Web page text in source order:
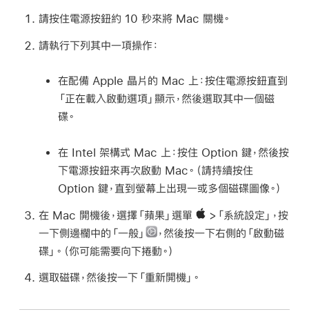
請按住電源按鈕約 10 秒來將 Mac 關機。
請執行下列其中一項操作：
在配備 Apple 晶片的 Mac 上：按住電源按鈕直到
「正在載入啟動選項」顯示，然後選取其中一個磁
碟。
在 Intel 架構式 Mac 上：按住 Option 鍵，然後按
下電源按鈕來再次啟動 Mac。（請持續按住
Option 鍵，直到螢幕上出現一或多個磁碟圖像。）
在 Mac 開機後，選擇「蘋果」選單
>「系統設定」，按
一下側邊欄中的「一般」
，然後按一下右側的「啟動磁
碟」。（你可能需要向下捲動。）
選取磁碟，然後按一下「重新開機」。